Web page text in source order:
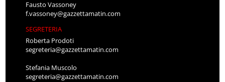
Fausto Vassoney
f.vassoney@gazzettamatin.com
SEGRETERIA
Roberta Prodoti
segreteria@gazzettamatin.com
Stefania Muscolo
segreteria@gazzettamatin.com